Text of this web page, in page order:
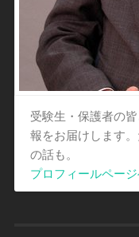
受験生・保護者の
報をお届けします
の話も。
プロフィールペー